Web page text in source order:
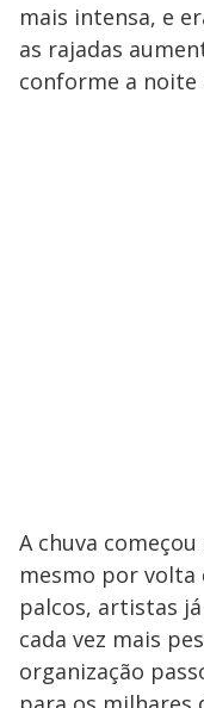
mais intensa, e
as rajadas
conforme a noite
A chuva
mesmo por volta
palcos, artistas
cada vez mais
organização